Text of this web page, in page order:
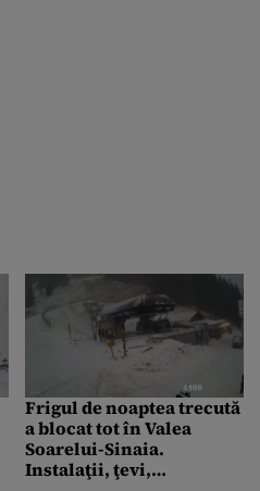
Frigul de noaptea trecută
a blocat tot în Valea
Soarelui-Sinaia.
Instalaţii, ţevi,